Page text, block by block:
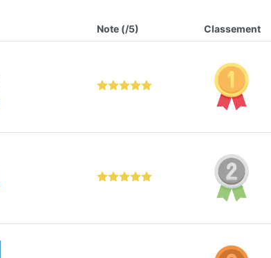
Note (/5) Classement